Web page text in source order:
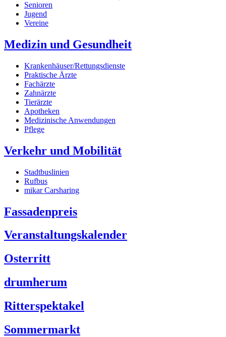
Senioren
Jugend
Vereine
Medizin und Gesundheit
Krankenhäuser/Rettungsdienste
Praktische Ärzte
Fachärzte
Zahnärzte
Tierärzte
Apotheken
Medizinische Anwendungen
Pflege
Verkehr und Mobilität
Stadtbuslinien
Rufbus
mikar Carsharing
Fassadenpreis
Veranstaltungskalender
Osterritt
drumherum
Ritterspektakel
Sommermarkt